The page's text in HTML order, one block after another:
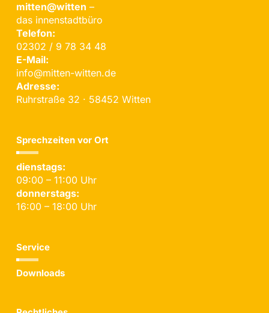
mitten@witten –
das innenstadtbüro
Telefon:
02302 / 9 78 34 48
E-Mail:
info@mitten-witten.de
Adresse:
Ruhrstraße 32 · 58452 Witten
Sprechzeiten vor Ort
dienstags:
09:00 – 11:00 Uhr
donnerstags:
16:00 – 18:00 Uhr
Service
Downloads